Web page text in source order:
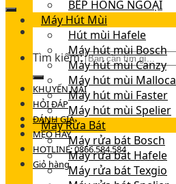
Tìm kiếm:
KHUYẾN MÃI
HỎI ĐÁP
ĐÁNH GIÁ
MẸO HAY
HOTLINE: 0866.584.584
Giỏ hàng
BẾP HỒNG NGOẠI
Máy Hút Mùi
Hút mùi Hafele
Máy hút mùi Bosch
Máy hút mùi Canzy
Máy hút mùi Malloca
Máy hút mùi Faster
Máy hút mùi Spelier
Máy Rửa Bát
Máy rửa bát Bosch
Máy rửa bát Hafele
Máy rửa bát Texgio